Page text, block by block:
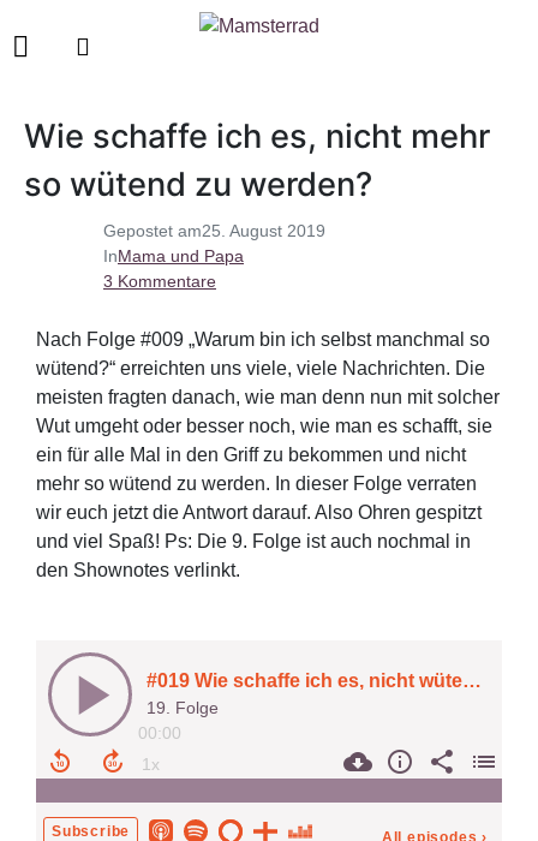
Gepostet am25. August 2019
InMama und Papa
3 Kommentare
Wie schaffe ich es, nicht mehr
so wütend zu werden?
Nach Folge #009 „Warum bin ich selbst manchmal so
wütend?“ erreichten uns viele, viele Nachrichten. Die
meisten fragten danach, wie man denn nun mit solcher
Wut umgeht oder besser noch, wie man es schafft, sie
ein für alle Mal in den Griff zu bekommen und nicht
mehr so wütend zu werden. In dieser Folge verraten
wir euch jetzt die Antwort darauf. Also Ohren gespitzt
und viel Spaß! Ps: Die 9. Folge ist auch nochmal in
den Shownotes verlinkt.